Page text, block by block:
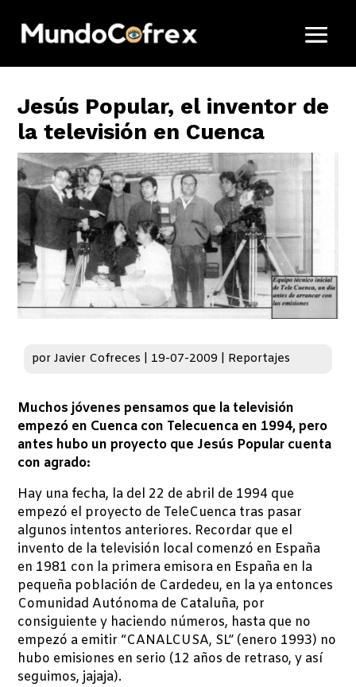
Jesús Popular, el inventor de
la televisión en Cuenca
porJavier Cofreces 19-07-2009 Reportajes
Muchos jóvenes pensamos que la televisión
empezó en Cuenca con Telecuenca en 1994, pero
antes hubo un proyecto que Jesús Popular cuenta
con agrado:
Hay una fecha, la del 22 de abril de 1994 que
empezó el proyecto de TeleCuenca tras pasar
algunos intentos anteriores. Recordar que el
invento de la televisión local comenzó en España
en 1981 con la primera emisora en España en la
pequeña población de Cardedeu, en la ya entonces
Comunidad Autónoma de Cataluña, por
consiguiente y haciendo números, hasta que no
empezó a emitir “CANALCUSA, SL” (enero 1993) no
hubo emisiones en serio (12 años de retraso, y así
seguimos, jajaja).